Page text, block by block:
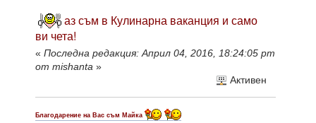
аз съм в Кулинарна ваканция и само
ви чета!
« Последна редакция: Април 04, 2016, 18:24:05 pm
от mishanta »
Активен
Благодарение на Вас съм Майка